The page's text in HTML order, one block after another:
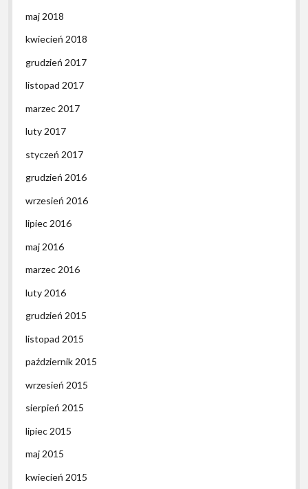
maj 2018
kwiecień 2018
grudzień 2017
listopad 2017
marzec 2017
luty 2017
styczeń 2017
grudzień 2016
wrzesień 2016
lipiec 2016
maj 2016
marzec 2016
luty 2016
grudzień 2015
listopad 2015
październik 2015
wrzesień 2015
sierpień 2015
lipiec 2015
maj 2015
kwiecień 2015